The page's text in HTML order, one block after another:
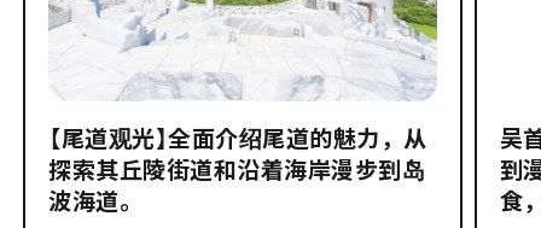
【尾道观光】全面介绍尾道的魅力，从
探索其丘陵街道和沿着海岸漫步到岛
波海道。
吴
到
食